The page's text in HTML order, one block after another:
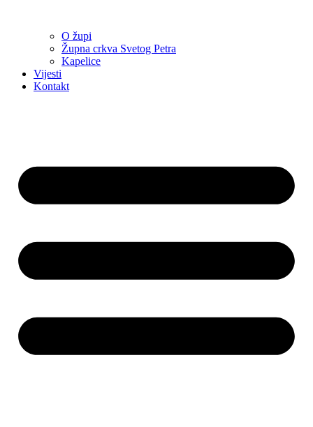
O župi
Župna crkva Svetog Petra
Kapelice
Vijesti
Kontakt